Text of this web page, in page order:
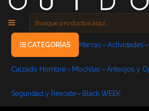
CATEGORÍAS Marcas Actividades
Calzado Hombre Mochilas Anteojos y
Seguridad y Rescate Black WEEK